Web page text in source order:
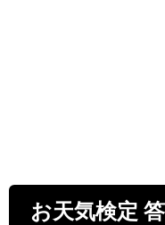
お天気検定 答